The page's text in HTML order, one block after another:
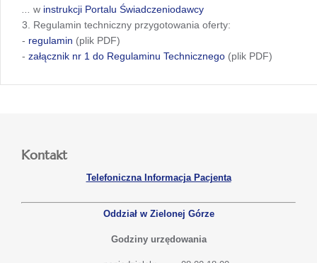
w instrukcji Portalu Świadczeniodawcy
3. Regulamin techniczny przygotowania oferty:
- regulamin (plik PDF)
- załącznik nr 1 do Regulaminu Technicznego (plik PDF)
Kontakt
Telefoniczna Informacja Pacjenta
Oddział w Zielonej Górze
Godziny urzędowania